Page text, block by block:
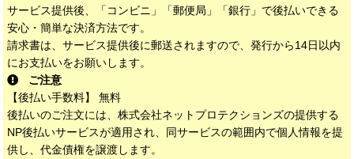
サービス提供後、「コンビニ」「郵便局」「銀行」で後払いできる
安心・簡単な決済方法です。
請求書は、サービス提供後に郵送されますので、発行から14日以内
にお支払いをお願いします。
ご注意
【後払い手数料】 無料
後払いのご注文には、株式会社ネットプロテクションズの提供する
NP後払いサービスが適用され、同サービスの範囲内で個人情報を提
供し、代金債権を譲渡します。